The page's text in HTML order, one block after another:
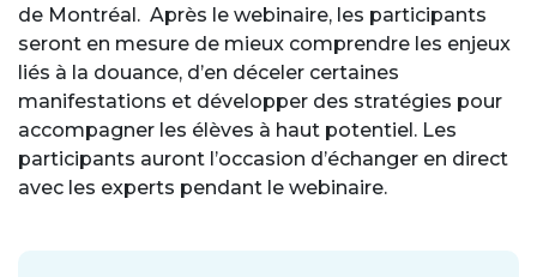
de Montréal. Après le webinaire, les participants
seront en mesure de mieux comprendre les enjeux
liés à la douance, d’en déceler certaines
manifestations et développer des stratégies pour
accompagner les élèves à haut potentiel. Les
participants auront l’occasion d’échanger en direct
avec les experts pendant le webinaire.